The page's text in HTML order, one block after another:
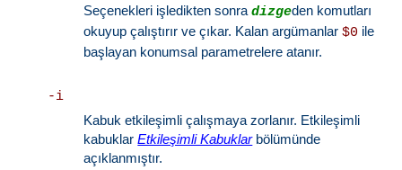
Seçenekleri işledikten sonradizgeden komutları
okuyup çalıştırır ve çıkar. Kalan argümanlar$0 ile
başlayan konumsal parametrelere atanır.
-i
Kabuk etkileşimli çalışmaya zorlanır. Etkileşimli
kabuklarEtkileşimli Kabuklarbölümünde
açıklanmıştır.